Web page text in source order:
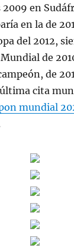
2009 en
en la de
del 2012,
de
de
última cita
mundial